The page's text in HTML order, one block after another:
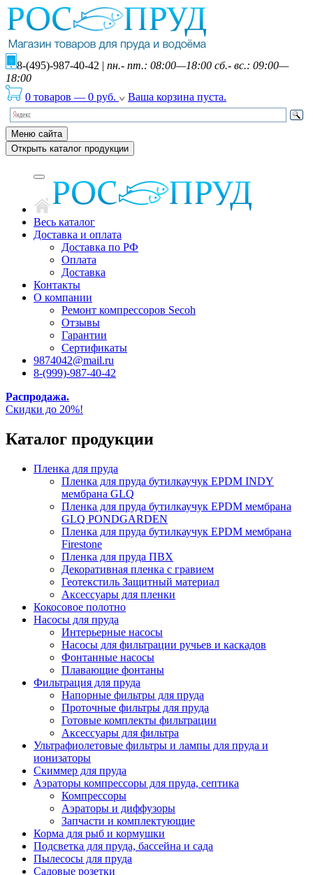
8-(495)-987-40-42 | пн.- пт.: 08:00—18:00 сб.- вс.: 09:00—
18:00
0 товаров — 0 руб. Ваша корзина пуста.
Меню сайта
Открыть каталог продукции
Весь каталог
Доставка и оплата
Доставка по РФ
Оплата
Доставка
Контакты
О компании
Ремонт компрессоров Secoh
Отзывы
Гарантии
Сертификаты
9874042@mail.ru
8-(999)-987-40-42
Распродажа.
Скидки до 20%!
Каталог продукции
Пленка для пруда
Пленка для пруда бутилкаучук EPDM INDY
мембрана GLQ
Пленка для пруда бутилкаучук EPDM мембрана
GLQ PONDGARDEN
Пленка для пруда бутилкаучук EPDM мембрана
Firestone
Пленка для пруда ПВХ
Декоративная пленка с гравием
Геотекстиль Защитный материал
Аксессуары для пленки
Кокосовое полотно
Насосы для пруда
Интерьерные насосы
Насосы для фильтрации ручьев и каскадов
Фонтанные насосы
Плавающие фонтаны
Фильтрация для пруда
Напорные фильтры для пруда
Проточные фильтры для пруда
Готовые комплекты фильтрации
Аксессуары для фильтра
Ультрафиолетовые фильтры и лампы для пруда и
ионизаторы
Скиммер для пруда
Аэраторы компрессоры для пруда, септика
Компрессоры
Аэраторы и диффузоры
Запчасти и комплектующие
Корма для рыб и кормушки
Подсветка для пруда, бассейна и сада
Пылесосы для пруда
Садовые розетки